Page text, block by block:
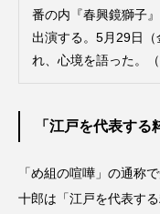
番の内『春興鏡獅子
出演する。5月29日
れ、心境を語った。
「江戸を代表する
「め組の喧嘩」の通称
十郎は「江戸を代表す